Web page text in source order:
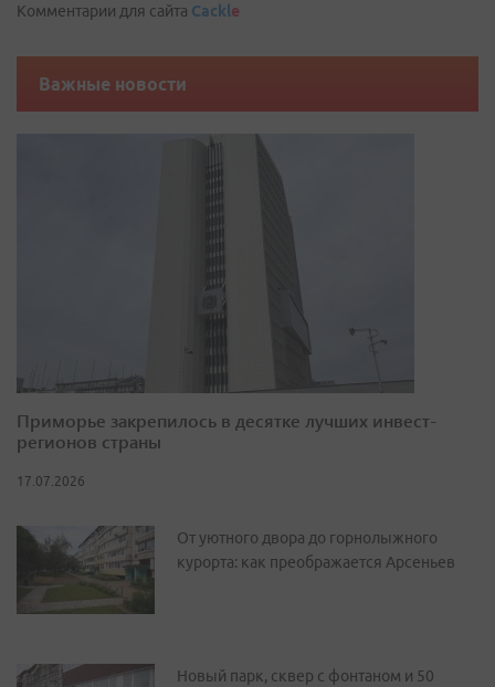
Комментарии для сайта Cackle
Важные новости
Приморье закрепилось в десятке лучших инвест-
регионов страны
17.07.2026
От уютного двора до горнолыжного
курорта: как преображается Арсеньев
Новый парк, сквер с фонтаном и 50